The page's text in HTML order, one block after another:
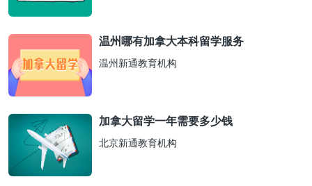
温州哪有加拿大本科留学服务
温州新通教育机构
加拿大留学一年需要多少钱
北京新通教育机构